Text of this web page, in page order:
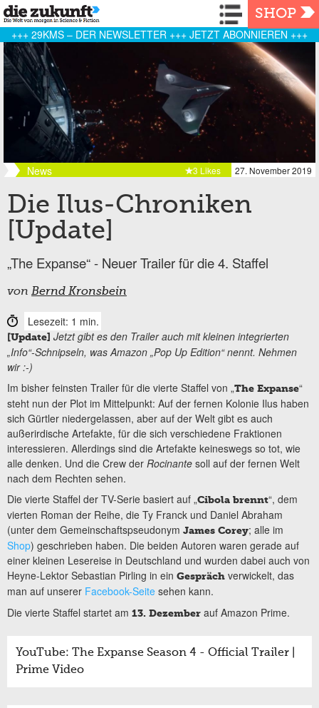
Navigation
SHOP
+++ 29KMS – DER NEWSLETTER +++ JETZT ABONNIEREN +++
News 27. November 2019
3 Likes
Die Ilus-Chroniken
[Update]
„The Expanse“ - Neuer Trailer für die 4. Staffel
von Bernd Kronsbein
Lesezeit: 1 min.
[Update] Jetzt gibt es den Trailer auch mit kleinen integrierten
„Info“-Schnipseln, was Amazon „Pop Up Edition“ nennt. Nehmen
wir :-)
Im bisher feinsten Trailer für die vierte Staffel von „The Expanse“
steht nun der Plot im Mittelpunkt: Auf der fernen Kolonie Ilus haben
sich Gürtler niedergelassen, aber auf der Welt gibt es auch
außerirdische Artefakte, für die sich verschiedene Fraktionen
interessieren. Allerdings sind die Artefakte keineswegs so tot, wie
alle denken. Und die Crew der Rocinante soll auf der fernen Welt
nach dem Rechten sehen.
Die vierte Staffel der TV-Serie basiert auf „Cibola brennt“, dem
vierten Roman der Reihe, die Ty Franck und Daniel Abraham
(unter dem Gemeinschaftspseudonym James Corey; alle im
Shop) geschrieben haben. Die beiden Autoren waren gerade auf
einer kleinen Lesereise in Deutschland und wurden dabei auch von
Heyne-Lektor Sebastian Pirling in ein Gespräch verwickelt, das
man auf unserer Facebook-Seite sehen kann.
Die vierte Staffel startet am 13. Dezember auf Amazon Prime.
YouTube: The Expanse Season 4 - Official Trailer |
Prime Video